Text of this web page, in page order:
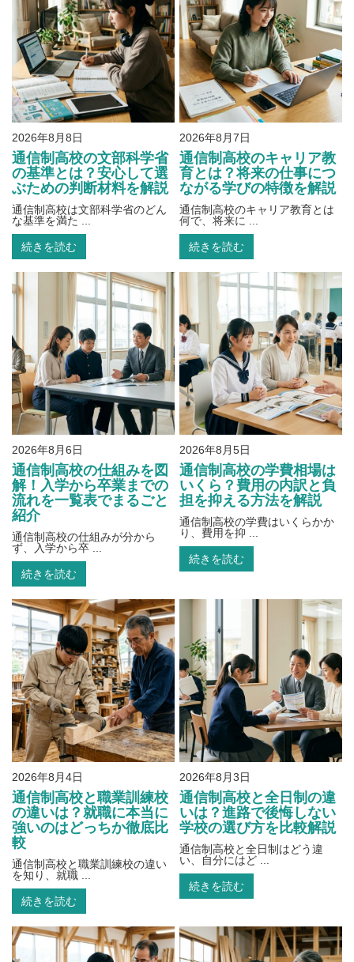
2026年8月8日
通信制高校の文部科学省
の基準とは？安心して選
ぶための判断材料を解説
通信制高校は文部科学省のどん
な基準を満た ...
続きを読む
2026年8月7日
通信制高校のキャリア教
育とは？将来の仕事につ
ながる学びの特徴を解説
通信制高校のキャリア教育とは
何で、将来に ...
続きを読む
2026年8月6日
通信制高校の仕組みを図
解！入学から卒業までの
流れを一覧表でまるごと
紹介
通信制高校の仕組みが分から
ず、入学から卒 ...
続きを読む
2026年8月5日
通信制高校の学費相場は
いくら？費用の内訳と負
担を抑える方法を解説
通信制高校の学費はいくらかか
り、費用を抑 ...
続きを読む
2026年8月4日
通信制高校と職業訓練校
の違いは？就職に本当に
強いのはどっちか徹底比
較
通信制高校と職業訓練校の違い
を知り、就職 ...
続きを読む
2026年8月3日
通信制高校と全日制の違
いは？進路で後悔しない
学校の選び方を比較解説
通信制高校と全日制はどう違
い、自分にはど ...
続きを読む